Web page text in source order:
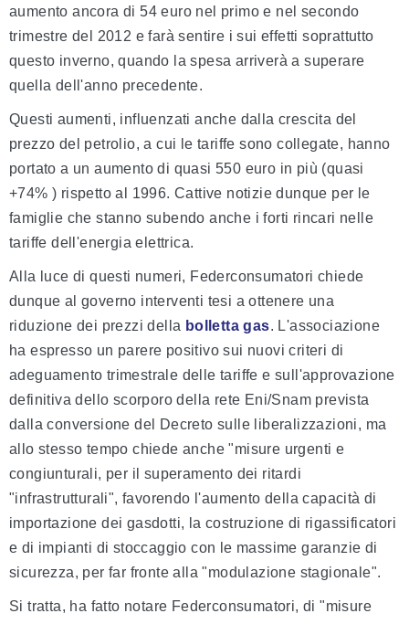
aumento ancora di 54 euro nel primo e nel secondo
trimestre del 2012 e farà sentire i sui effetti soprattutto
questo inverno, quando la spesa arriverà a superare
quella dell'anno precedente.
Questi aumenti, influenzati anche dalla crescita del
prezzo del petrolio, a cui le tariffe sono collegate, hanno
portato a un aumento di quasi 550 euro in più (quasi
+74% ) rispetto al 1996. Cattive notizie dunque per le
famiglie che stanno subendo anche i forti rincari nelle
tariffe dell'energia elettrica.
Alla luce di questi numeri, Federconsumatori chiede
dunque al governo interventi tesi a ottenere una
riduzione dei prezzi della bolletta gas. L'associazione
ha espresso un parere positivo sui nuovi criteri di
adeguamento trimestrale delle tariffe e sull'approvazione
definitiva dello scorporo della rete Eni/Snam prevista
dalla conversione del Decreto sulle liberalizzazioni, ma
allo stesso tempo chiede anche "misure urgenti e
congiunturali, per il superamento dei ritardi
"infrastrutturali", favorendo l'aumento della capacità di
importazione dei gasdotti, la costruzione di rigassificatori
e di impianti di stoccaggio con le massime garanzie di
sicurezza, per far fronte alla "modulazione stagionale".
Si tratta, ha fatto notare Federconsumatori, di "misure